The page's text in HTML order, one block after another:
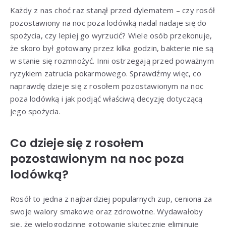
Każdy z nas choć raz stanął przed dylematem – czy rosół
pozostawiony na noc poza lodówką nadal nadaje się do
spożycia, czy lepiej go wyrzucić? Wiele osób przekonuje,
że skoro był gotowany przez kilka godzin, bakterie nie są
w stanie się rozmnożyć. Inni ostrzegają przed poważnym
ryzykiem zatrucia pokarmowego. Sprawdźmy więc, co
naprawdę dzieje się z rosołem pozostawionym na noc
poza lodówką i jak podjąć właściwą decyzję dotyczącą
jego spożycia.
Co dzieje się z rosołem
pozostawionym na noc poza
lodówką?
Rosół to jedna z najbardziej popularnych zup, ceniona za
swoje walory smakowe oraz zdrowotne. Wydawałoby
się, że wielogodzinne gotowanie skutecznie eliminuje